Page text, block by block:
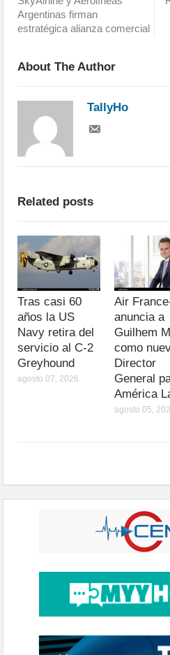
Argentinas firman
estratégica alianza comercial
About The Author
TallyHo
Related posts
Tras casi 60
años la US
Navy retira del
servicio al C-2
Greyhound
agosto 07, 2026
Air
anuncia a
Guilhem
como
Director
General
América
agosto 05,